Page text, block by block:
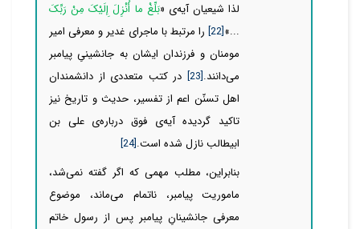
لذا شیعیان آیه‌ی «بَلِّغْ ما أُنْزِلَ إِلَیْکَ مِنْ رَبِّکَ
...»
[22]
را مرتبط با ماجرای غدیر و معرفی امیر
مومنان و فرزندان ایشان به جانشینیِ پیامبر
می‌دانند.[23]
در کتب متعددی از دانشمندان
اهل تسنّن اعم از تفسیر، حدیث و تاریخ نیز
تاکید گردیده آیه‌ی فوق درباره‌ی علی بن
ابیطالب نازل شده است.[24]
بنابراین، مطلب مهمی که اگر گفته نمی‌شد،
ماموریت پیامبر، ناتمام می‌ماند، موضوع
معرفی جانشینانِ پیامبر پس از رسول خاتم